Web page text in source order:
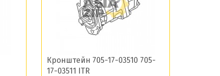
Кронштейн 705-17-03510 705-
17-03511 ITR